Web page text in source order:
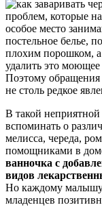
проблем, которые
особое место
постельное белье,
плохим порошком,
удалить это моющее
Поэтому обращения
не столь редкое
В такой
вспоминать о
мелисса, череда,
помощниками в
ванночка с
видов
Но каждому малышу
младенцев